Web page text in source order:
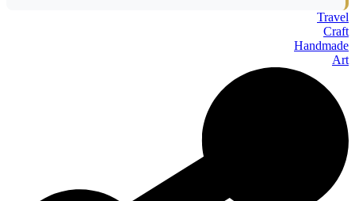
Travel
Craft
Handmade
Art